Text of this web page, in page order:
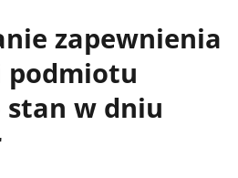
zapewnienia
podmiotu
stan w dniu